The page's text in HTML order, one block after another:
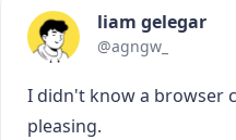
liam gelegar
@agngw_
I didn't know a browser
pleasing.